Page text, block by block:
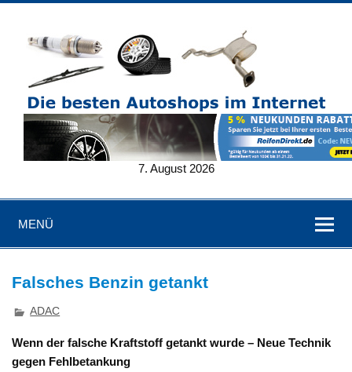
7. August 2026
MENÜ
Falsches Benzin getankt
ADAC
Wenn der falsche Kraftstoff getankt wurde – Neue Technik
gegen Fehlbetankung